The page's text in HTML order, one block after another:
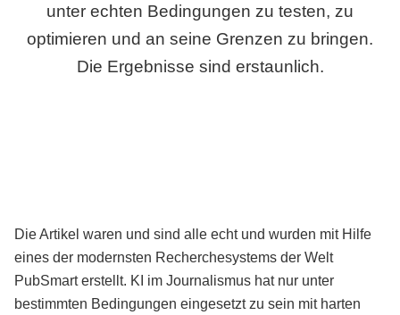
unter echten Bedingungen zu testen, zu
optimieren und an seine Grenzen zu bringen.
Die Ergebnisse sind erstaunlich.
Die Artikel waren und sind alle echt und wurden mit Hilfe
eines der modernsten Recherchesystems der Welt
PubSmart erstellt. KI im Journalismus hat nur unter
bestimmten Bedingungen eingesetzt zu sein mit harten